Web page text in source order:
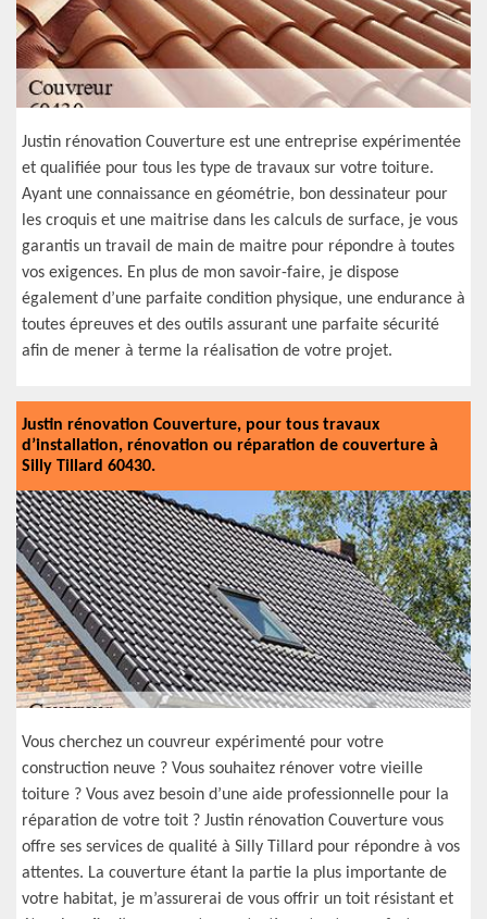
Justin rénovation Couverture est une entreprise expérimentée
et qualifiée pour tous les type de travaux sur votre toiture.
Ayant une connaissance en géométrie, bon dessinateur pour
les croquis et une maitrise dans les calculs de surface, je vous
garantis un travail de main de maitre pour répondre à toutes
vos exigences. En plus de mon savoir-faire, je dispose
également d’une parfaite condition physique, une endurance à
toutes épreuves et des outils assurant une parfaite sécurité
afin de mener à terme la réalisation de votre projet.
Justin rénovation Couverture, pour tous travaux
d’installation, rénovation ou réparation de couverture à
Silly Tillard 60430.
Vous cherchez un couvreur expérimenté pour votre
construction neuve ? Vous souhaitez rénover votre vieille
toiture ? Vous avez besoin d’une aide professionnelle pour la
réparation de votre toit ? Justin rénovation Couverture vous
offre ses services de qualité à Silly Tillard pour répondre à vos
attentes. La couverture étant la partie la plus importante de
votre habitat, je m’assurerai de vous offrir un toit résistant et